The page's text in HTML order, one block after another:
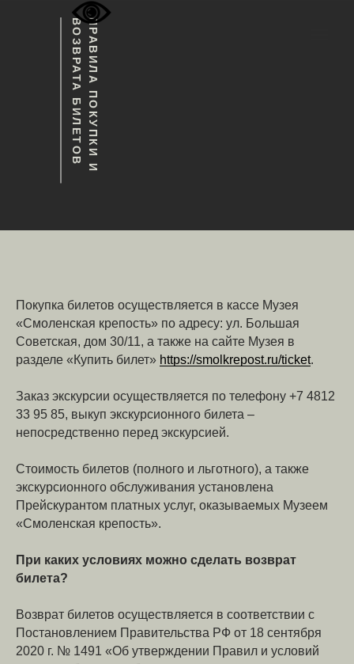
П
Р
А
В
И
Л
А
П
О
К
У
П
К
И
И
В
О
З
В
Р
А
Т
А
Б
И
Л
Е
Т
О
В
Покупка билетов осуществляется в кассе Музея
«Смоленская крепость» по адресу: ул. Большая
Советская, дом 30/11, а также на сайте Музея в
разделе «Купить билет» https://smolkrepost.ru/ticket.
Заказ экскурсии осуществляется по телефону +7 4812
33 95 85, выкуп экскурсионного билета –
непосредственно перед экскурсией.
Стоимость билетов (полного и льготного), а также
экскурсионного обслуживания установлена
Прейскурантом платных услуг, оказываемых Музеем
«Смоленская крепость».
При каких условиях можно сделать возврат
билета?
Возврат билетов осуществляется в соответствии с
Постановлением Правительства РФ от 18 сентября
2020 г. № 1491 «Об утверждении Правил и условий